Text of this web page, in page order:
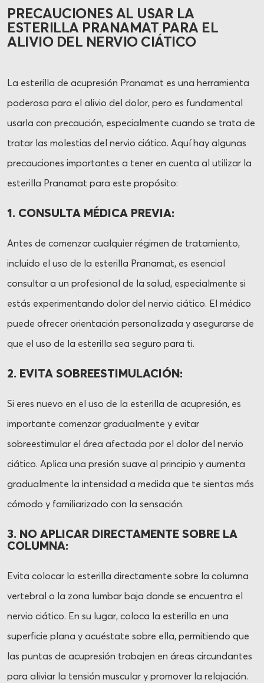
PRECAUCIONES AL USAR LA
ESTERILLA PRANAMAT PARA EL
ALIVIO DEL NERVIO CIÁTICO
La esterilla de acupresión Pranamat es una herramienta
poderosa para el alivio del dolor, pero es fundamental
usarla con precaución, especialmente cuando se trata de
tratar las molestias del nervio ciático. Aquí hay algunas
precauciones importantes a tener en cuenta al utilizar la
esterilla Pranamat para este propósito:
1. CONSULTA MÉDICA PREVIA:
Antes de comenzar cualquier régimen de tratamiento,
incluido el uso de la esterilla Pranamat, es esencial
consultar a un profesional de la salud, especialmente si
estás experimentando dolor del nervio ciático. El médico
puede ofrecer orientación personalizada y asegurarse de
que el uso de la esterilla sea seguro para ti.
2. EVITA SOBREESTIMULACIÓN:
Si eres nuevo en el uso de la esterilla de acupresión, es
importante comenzar gradualmente y evitar
sobreestimular el área afectada por el dolor del nervio
ciático. Aplica una presión suave al principio y aumenta
gradualmente la intensidad a medida que te sientas más
cómodo y familiarizado con la sensación.
3. NO APLICAR DIRECTAMENTE SOBRE LA
COLUMNA:
Evita colocar la esterilla directamente sobre la columna
vertebral o la zona lumbar baja donde se encuentra el
nervio ciático. En su lugar, coloca la esterilla en una
superficie plana y acuéstate sobre ella, permitiendo que
las puntas de acupresión trabajen en áreas circundantes
para aliviar la tensión muscular y promover la relajación.